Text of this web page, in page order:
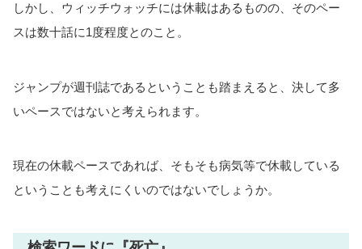
しかし、ウィッチウォッチには休載はあるものの、そのペー
スは数十話に1度程度とのこと。
ジャンプが週刊誌であるということも踏まえると、決して多
いペースではないと考えられます。
現在の休載ペースであれば、そもそも病気等で休載している
ということも考えにくいのではないでしょうか。